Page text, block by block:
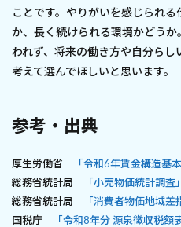
ことです。やりがいを感じられ
か、長く続けられる環境かどう
われず、将来の働き方や自分らし
考えて選んでほしいと思います。
参考・出典
厚生労働省
「令和6年賃金構造基
総務省統計局
「小売物価統計調査」
総務省統計局
「消費者物価地域差
国税庁
「令和8年分 源泉徴収税額表